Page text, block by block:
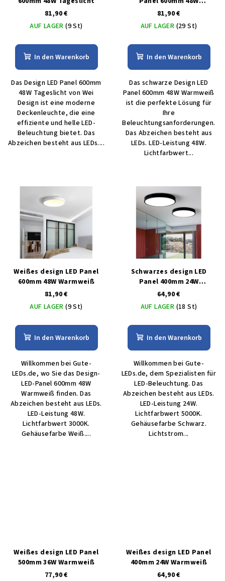
81,90 €
AUF LAGER(9 St)
In den Warenkorb
Das Design LED Panel 600mm
48W Tageslicht von Wei
Design ist eine moderne
Deckenleuchte, die eine
effiziente und helle LED-
Beleuchtung bietet. Das
Abzeichen besteht aus LEDs....
Warmweiß
81,90 €
AUF LAGER (29 St)
In den Warenkorb
Das schwarze Design LED
Panel 600mm 48W Warmweiß
ist die perfekte Lösung für
Ihre
Beleuchtungsanforderungen.
Das Abzeichen besteht aus
LEDs. LED-Leistung 48W.
Lichtfarbwert...
Weißes design LED Panel
600mm 48W Warmweiß
81,90 €
AUF LAGER(9 St)
In den Warenkorb
Willkommen bei Gute-
LEDs.de, wo Sie das Design-
LED-Panel 600mm 48W
Warmweiß finden. Das
Abzeichen besteht aus LEDs.
LED-Leistung 48W.
Lichtfarbwert 3000K.
Gehäusefarbe Weiß....
Schwarzes design LED
Panel 400mm 24W
Tageslicht
64,90 €
AUF LAGER (18 St)
In den Warenkorb
Willkommen bei Gute-
LEDs.de, dem Spezialisten für
LED-Beleuchtung. Das
Abzeichen besteht aus LEDs.
LED-Leistung 24W.
Lichtfarbwert 5000K.
Gehäusefarbe Schwarz.
Lichtstrom...
Weißes design LED Panel
500mm 36W Warmweiß
77,90 €
Weißes design LED Panel
400mm 24W Warmweiß
64,90 €